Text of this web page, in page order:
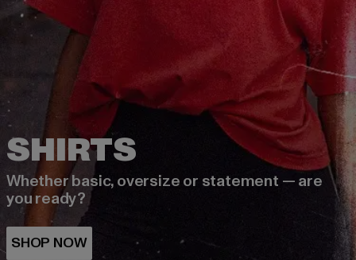
Whether basic, oversize or statement — are
you ready?
SHOP NOW